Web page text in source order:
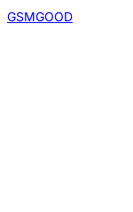
GSMGOOD